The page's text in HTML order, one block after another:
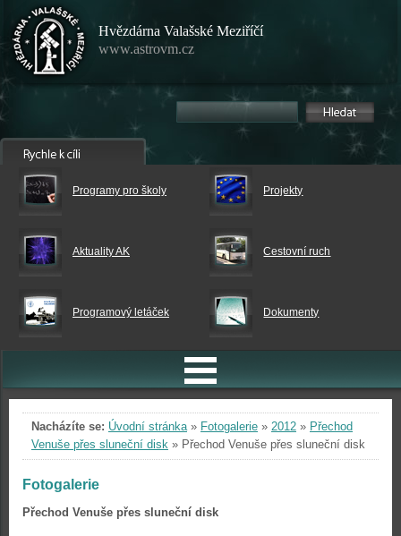
Hvězdárna Valašské Meziříčí
www.astrovm.cz
Programy pro školy Projekty
Aktuality AK Cestovní ruch
Programový letáček Dokumenty
Nacházíte se: Úvodní stránka» Fotogalerie » 2012 » Přechod
Venuše přes sluneční disk » Přechod Venuše přes sluneční disk
Fotogalerie
Přechod Venuše přes sluneční disk